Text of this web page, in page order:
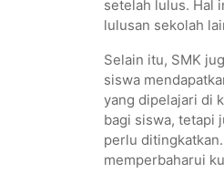
setelah lulus. Hal
lulusan sekolah
Selain itu, SMK
siswa
yang dipelajari di
bagi siswa, tetapi
perlu
memperbaharui